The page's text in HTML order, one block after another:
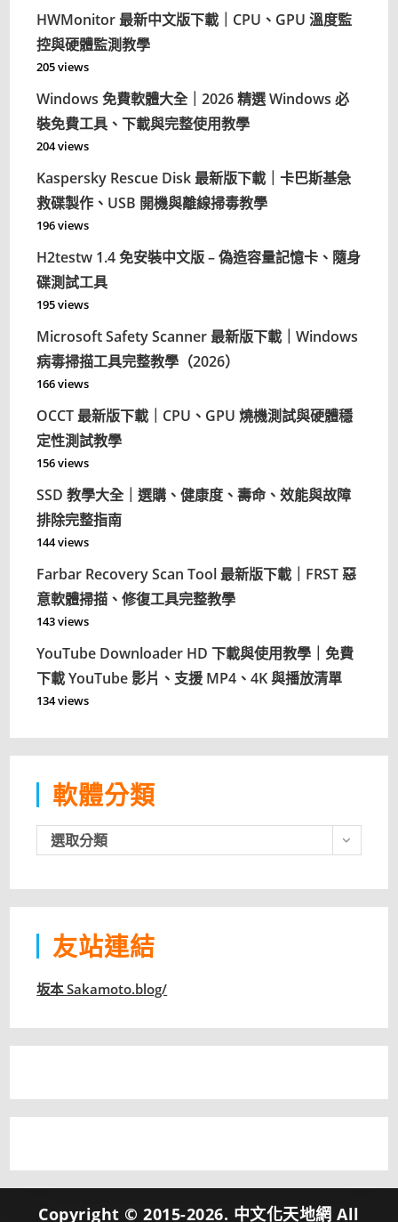
HWMonitor 最新中文版下載｜CPU、GPU 溫度監
控與硬體監測教學
205 views
Windows 免費軟體大全｜2026 精選 Windows 必
裝免費工具、下載與完整使用教學
204 views
Kaspersky Rescue Disk 最新版下載｜卡巴斯基急
救碟製作、USB 開機與離線掃毒教學
196 views
H2testw 1.4 免安裝中文版 – 偽造容量記憶卡、隨身
碟測試工具
195 views
Microsoft Safety Scanner 最新版下載｜Windows
病毒掃描工具完整教學（2026）
166 views
OCCT 最新版下載｜CPU、GPU 燒機測試與硬體穩
定性測試教學
156 views
SSD 教學大全｜選購、健康度、壽命、效能與故障
排除完整指南
144 views
Farbar Recovery Scan Tool 最新版下載｜FRST 惡
意軟體掃描、修復工具完整教學
143 views
YouTube Downloader HD 下載與使用教學｜免費
下載 YouTube 影片、支援 MP4、4K 與播放清單
134 views
軟體分類
體
選取分類
友站連結
坂本 Sakamoto.blog/
Copyright © 2015-2026. 中文化天地網 All